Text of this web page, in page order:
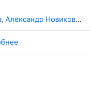
, Александр Новиков,